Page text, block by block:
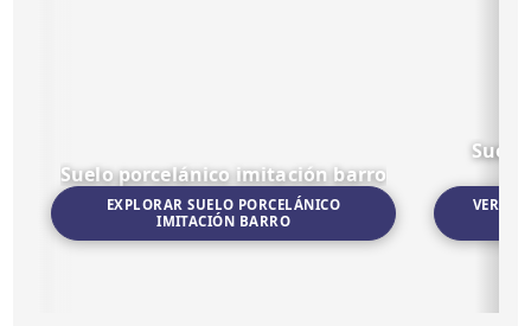
Suelo porcelánico imitación barro
EXPLORAR SUELO PORCELÁNICO
IMITACIÓN BARRO
VER